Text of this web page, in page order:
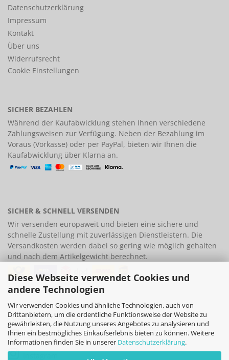
Diese Webseite verwendet Cookies und
andere Technologien
Wir verwenden Cookies und ähnliche Technologien, auch von
Drittanbietern, um die ordentliche Funktionsweise der Website zu
gewährleisten, die Nutzung unseres Angebotes zu analysieren und
Ihnen ein bestmögliches Einkaufserlebnis bieten zu können. Weitere
Informationen finden Sie in unserer Datenschutzerklärung.
Datenschutzerklärung
Impressum
Kontakt
Über uns
Widerrufsrecht
Cookie Einstellungen
SICHER BEZAHLEN
Während der Kaufabwicklung stehen Ihnen verschiedene
Zahlungsweisen zur Verfügung. Neben der Bezahlung im
Voraus (Vorkasse) oder per PayPal, bieten wir Ihnen die
Kaufabwicklung über Klarna an.
SICHER & SCHNELL VERSENDEN
Wir versenden europaweit und bieten eine sichere und
schnelle Zustellung mit zuverlässigen Dienstleistern. Die
Versandkosten werden dabei so gering wie möglich gehalten
und nach dem Artikelgewicht berechnet.
FOLLOW US
Facebook